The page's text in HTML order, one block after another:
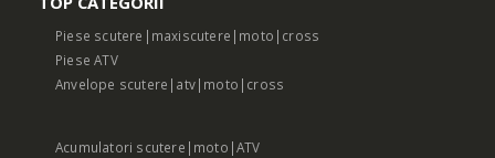
Piese scutere|maxiscutere|moto|cross
Piese ATV
Anvelope scutere|atv|moto|cross
Acumulatori scutere|moto|ATV